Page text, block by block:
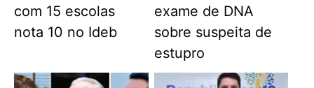
com 15 escolas
nota 10 no Ideb
exame de DNA
sobre suspeita de
estupro